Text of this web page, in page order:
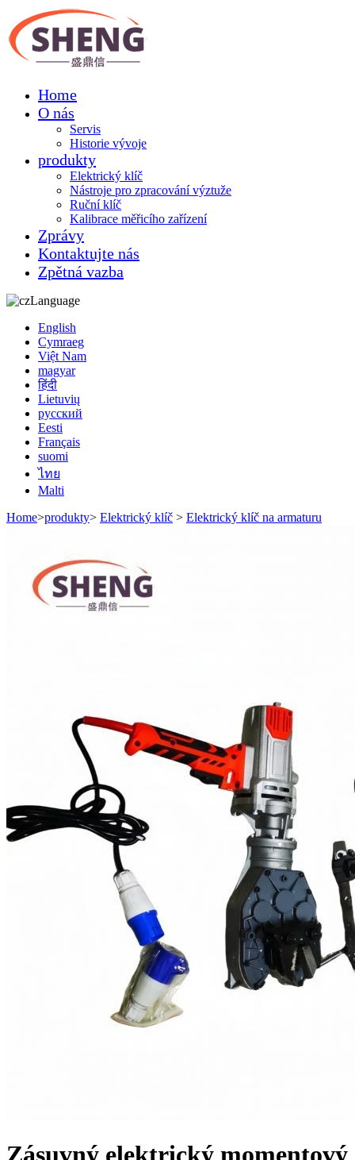
Home
O nás
Servis
Historie vývoje
produkty
Elektrický klíč
Nástroje pro zpracování výztuže
Ruční klíč
Kalibrace měřicího zařízení
Zprávy
Kontaktujte nás
Zpětná vazba
Language
English
Cymraeg
Việt Nam
magyar
हिंदी
Lietuvių
русский
Eesti
Français
suomi
ไทย
Malti
Home>produkty> Elektrický klíč > Elektrický klíč na armaturu